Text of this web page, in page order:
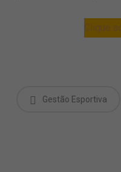
Clique
Gestão Esportiva